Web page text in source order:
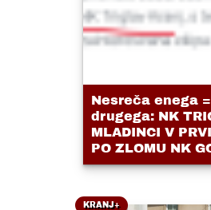
Nesreča enega
drugega: NK
MLADINCI V
PO ZLOMU NK
KRANJ+